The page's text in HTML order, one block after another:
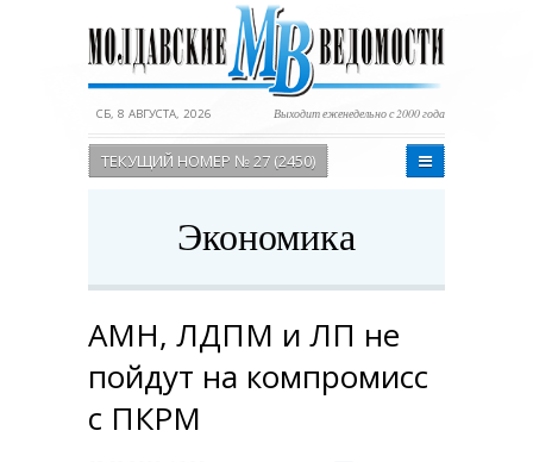
СБ, 8 АВГУСТА, 2026 Выходит еженедельно с 2000 года
ТЕКУЩИЙ НОМЕР № 27 (2450)
Экономика
АМН, ЛДПМ и ЛП не
пойдут на компромисс
с ПКРМ